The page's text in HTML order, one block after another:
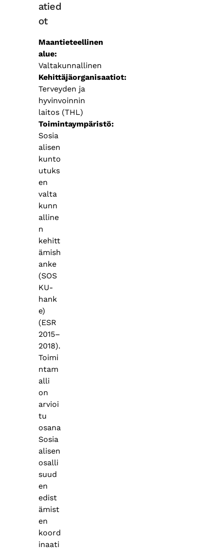
atied
ot
Maantieteellinen
alue
Valtakunnallinen
Kehittäjäorganisaatiot
Terveyden ja
hyvinvoinnin
laitos (THL)
Toimintaympäristö
Sosia
alisen
kunto
utuks
en
valta
kunn
alline
n
kehitt
ämish
anke
(SOS
KU-
hank
e)
(ESR
2015–
2018).
Toimi
ntam
alli
on
arvioi
tu
osana
Sosia
alisen
osalli
suud
en
edist
ämist
en
koord
inaati